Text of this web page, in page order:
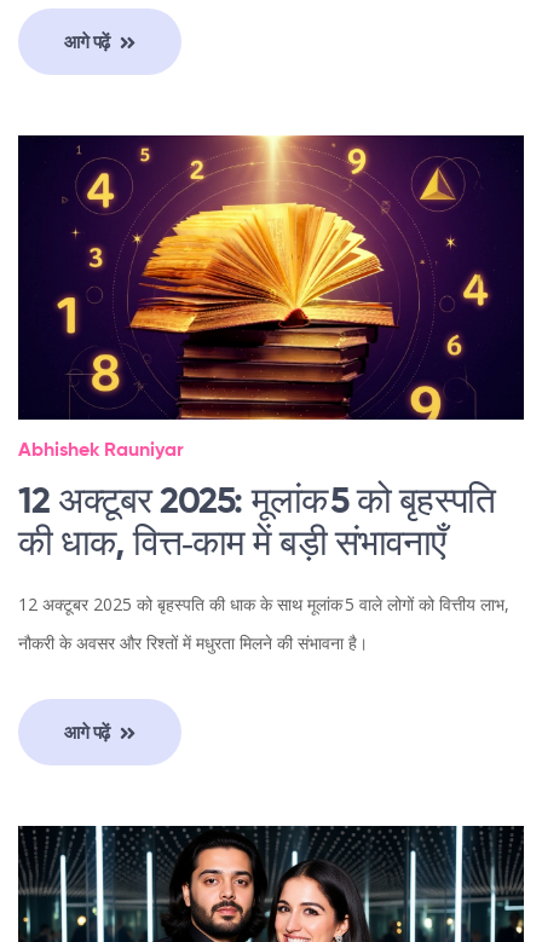
आगे पढ़ें
Abhishek Rauniyar
12 अक्टूबर 2025: मूलांक 5 को बृहस्पति
की धाक, वित्त‑काम में बड़ी संभावनाएँ
12 अक्टूबर 2025 को बृहस्पति की धाक के साथ मूलांक 5 वाले लोगों को वित्तीय लाभ,
नौकरी के अवसर और रिश्तों में मधुरता मिलने की संभावना है।
आगे पढ़ें